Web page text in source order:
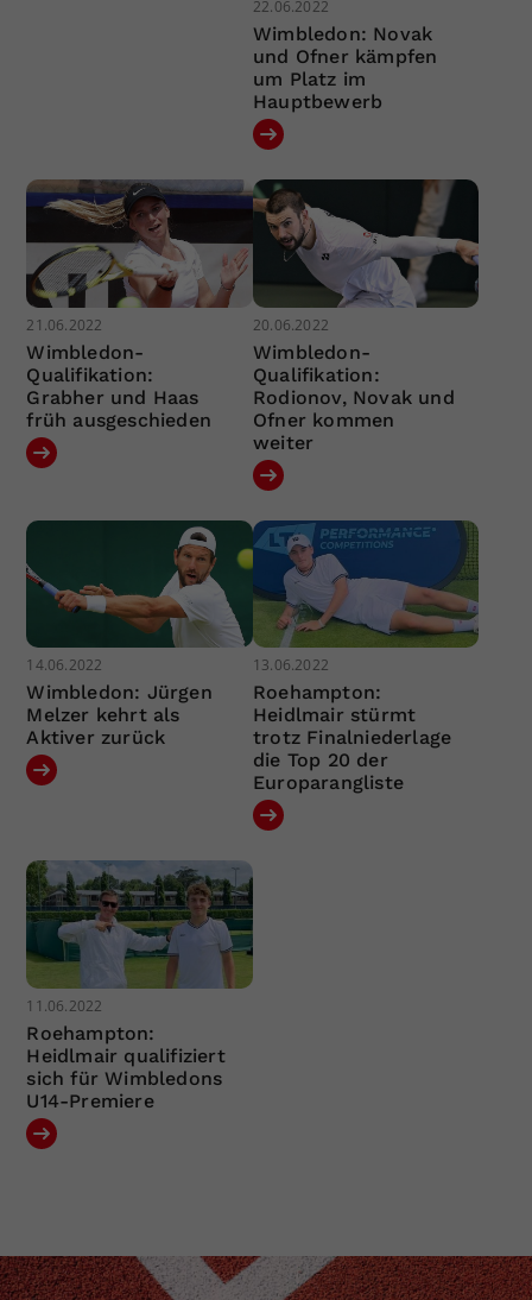
22.06.2022
Wimbledon: Novak
und Ofner kämpfen
um Platz im
Hauptbewerb
21.06.2022
Wimbledon-
Qualifikation:
Grabher und Haas
früh ausgeschieden
20.06.2022
Wimbledon-
Qualifikation:
Rodionov, Novak und
Ofner kommen
weiter
14.06.2022
Wimbledon: Jürgen
Melzer kehrt als
Aktiver zurück
13.06.2022
Roehampton:
Heidlmair stürmt
trotz Finalniederlage
die Top 20 der
Europarangliste
11.06.2022
Roehampton:
Heidlmair qualifiziert
sich für Wimbledons
U14-Premiere